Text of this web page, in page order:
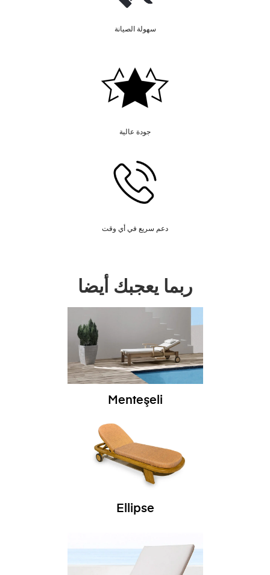
سهولة الصيانة
جودة عالية
دعم سريع في أي وقت
ربما يعجبك أيضا
Menteşeli
Ellipse